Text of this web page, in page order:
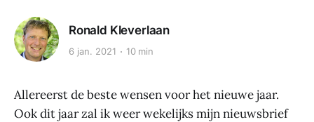
Ronald Kleverlaan
6 jan. 2021 10 min
Allereerst de beste wensen voor het nieuwe jaar.
Ook dit jaar zal ik weer wekelijks mijn nieuwsbrief